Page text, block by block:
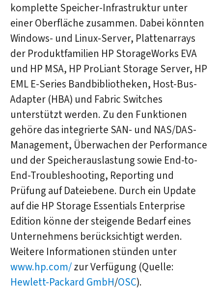
komplette Speicher-Infrastruktur unter
einer Oberfläche zusammen. Dabei könnten
Windows- und Linux-Server, Plattenarrays
der Produktfamilien HP StorageWorks EVA
und HP MSA, HP ProLiant Storage Server, HP
EML E-Series Bandbibliotheken, Host-Bus-
Adapter (HBA) und Fabric Switches
unterstützt werden. Zu den Funktionen
gehöre das integrierte SAN- und NAS/DAS-
Management, Überwachen der Performance
und der Speicherauslastung sowie End-to-
End-Troubleshooting, Reporting und
Prüfung auf Dateiebene. Durch ein Update
auf die HP Storage Essentials Enterprise
Edition könne der steigende Bedarf eines
Unternehmens berücksichtigt werden.
Weitere Informationen stünden unter
www.hp.com/zur Verfügung (Quelle:
Hewlett-Packard GmbH/OSC).